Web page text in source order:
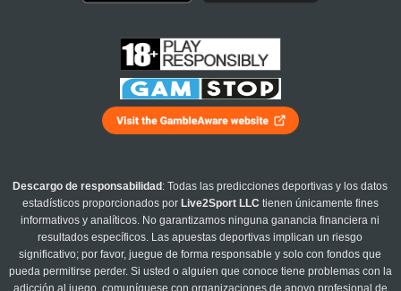
Descargo de responsabilidad : Todas las predicciones deportivas y los datos
estadísticos proporcionados por Live2Sport LLC tienen únicamente fines
informativos y analíticos. No garantizamos ninguna ganancia financiera ni
resultados específicos. Las apuestas deportivas implican un riesgo
significativo; por favor, juegue de forma responsable y solo con fondos que
pueda permitirse perder. Si usted o alguien que conoce tiene problemas con la